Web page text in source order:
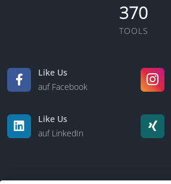
370
TOOLS
Like Us
auf Facebook
Like Us
auf LinkedIn